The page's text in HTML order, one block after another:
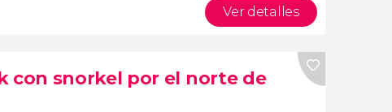
Ver detalles
con snorkel por el norte de